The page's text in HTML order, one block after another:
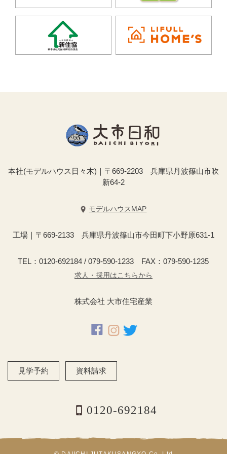
本社(モデルハウス日々木)｜〒669-2203 兵庫県丹波篠山市吹
新64-2
モデルハウスMAP
工場｜〒669-2133 兵庫県丹波篠山市今田町下小野原631-1
TEL：0120-692184 / 079-590-1233 FAX：079-590-1235
求人・採用はこちらから
株式会社 大市住宅産業
見学予約 資料請求
0120-692184